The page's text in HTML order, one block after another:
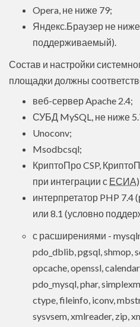
Opera, не ниже 79;
Яндекс.Браузер не
поддерживаемый).
Состав и настройки
площадки должны
веб-сервер Apache 2.4;
СУБД MySQL, не ниже
Unoconv;
Msodbcsql;
КриптоПро CSP,
при интеграции с ЕСИА
интерпретатор PHP
или 8.1 (условно
с расширениями -
pdo_dblib, pgsql, shmop,
opcache, openssl,
pdo_mysql, phar,
ctype, fileinfo, iconv,
sysvsem, xmlreader, zip,